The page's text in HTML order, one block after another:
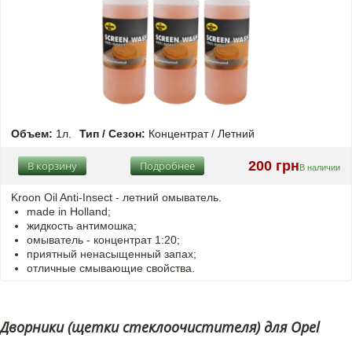
Объем: 1л. Тип / Сезон: Концентрат / Летний
200 грнВ наличии
Подробнее
В корзину
Kroon Oil Anti-Insect - летний омыватель.
made in Holland;
жидкость антимошка;
омыватель - концентрат 1:20;
приятный ненасыщенный запах;
отличные смывающие свойства.
Дворники (щетки стеклоочистителя) для Opel